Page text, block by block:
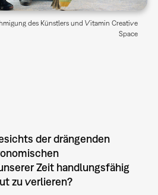
des Künstlers und Vitamin Creative
Space
der drängenden
Zeit handlungsfähig
zu verlieren?